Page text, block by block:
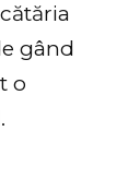
gând
o